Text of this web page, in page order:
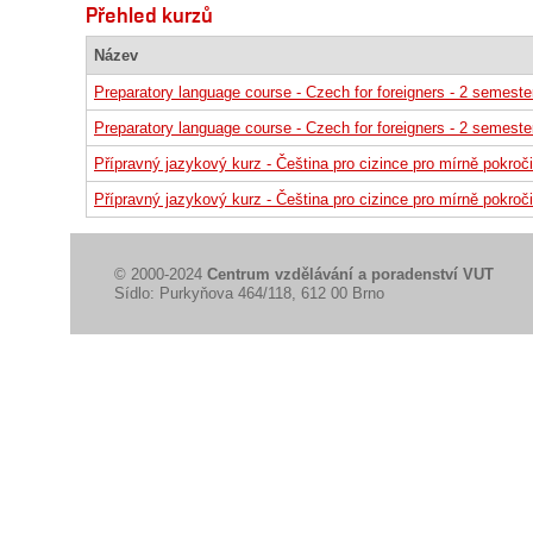
Přehled kurzů
Název
Preparatory language course - Czech for foreigners - 2
Preparatory language course - Czech for foreigners - 2
Přípravný jazykový kurz - Čeština pro cizince pro mírně
Přípravný jazykový kurz - Čeština pro cizince pro mírně
© 2000-2024 Centrum vzdělávání a poradenství VUT
Sídlo: Purkyňova 464/118, 612 00 Brno